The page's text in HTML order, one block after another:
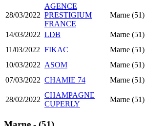
28/03/2022
AGENCE
PRESTIGIUM
FRANCE
Marne (51)
14/03/2022 LDB Marne (51)
11/03/2022 FIKAC Marne (51)
10/03/2022 ASOM Marne (51)
07/03/2022 CHAMIE 74 Marne (51)
28/02/2022
CHAMPAGNE
CUPERLY
Marne (51)